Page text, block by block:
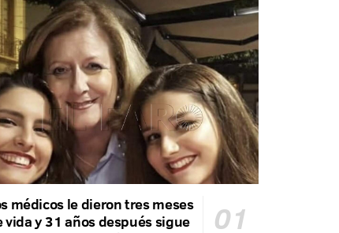
médicos le dieron tres meses
vida y 31 años después sigue